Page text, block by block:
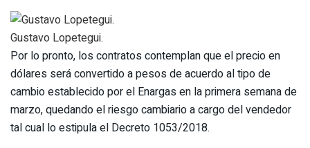
Gustavo Lopetegui.
Por lo pronto, los contratos contemplan que el precio en
dólares será convertido a pesos de acuerdo al tipo de
cambio establecido por el Enargas en la primera semana de
marzo, quedando el riesgo cambiario a cargo del vendedor
tal cual lo estipula el Decreto 1053/2018.